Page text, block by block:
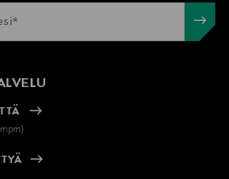
mpm)